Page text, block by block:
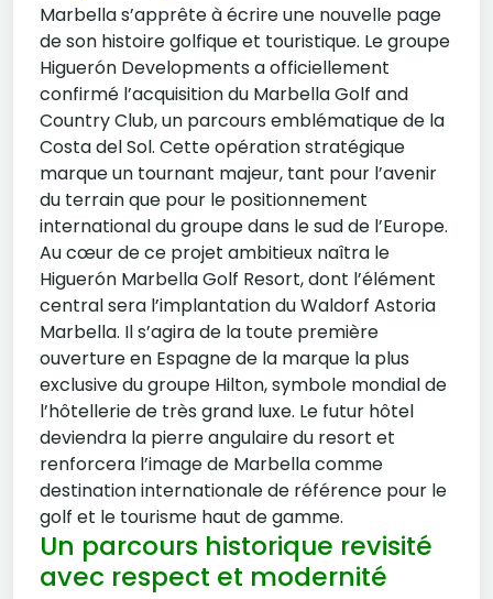
Marbella s’apprête à écrire une nouvelle page
de son histoire golfique et touristique. Le groupe
Higuerón Developments a officiellement
confirmé l’acquisition du Marbella Golf and
Country Club, un parcours emblématique de la
Costa del Sol. Cette opération stratégique
marque un tournant majeur, tant pour l’avenir
du terrain que pour le positionnement
international du groupe dans le sud de l’Europe.
Au cœur de ce projet ambitieux naîtra le
Higuerón Marbella Golf Resort, dont l’élément
central sera l’implantation du Waldorf Astoria
Marbella. Il s’agira de la toute première
ouverture en Espagne de la marque la plus
exclusive du groupe Hilton, symbole mondial de
l’hôtellerie de très grand luxe. Le futur hôtel
deviendra la pierre angulaire du resort et
renforcera l’image de Marbella comme
destination internationale de référence pour le
golf et le tourisme haut de gamme.
Un parcours historique revisité
avec respect et modernité